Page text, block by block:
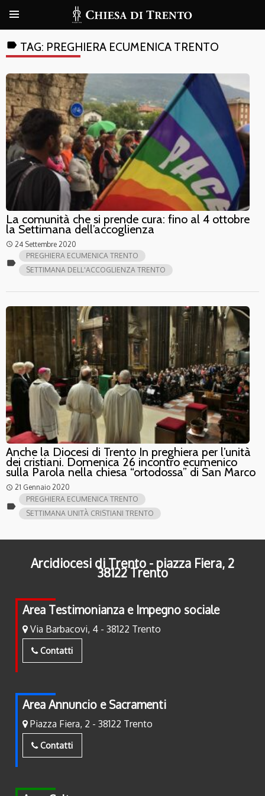
label TAG: PREGHIERA ECUMENICA TRENTO
La comunità che si prende cura: fino al 4 ottobre
la Settimana dell’accoglienza
access_time 24 Settembre 2020
label
PREGHIERA ECUMENICA TRENTO
SETTIMANA DELL'ACCOGLIENZA TRENTO
Anche la Diocesi di Trento In preghiera per l’unità
dei cristiani. Domenica 26 incontro ecumenico
sulla Parola nella chiesa “ortodossa” di San Marco
access_time 21 Gennaio 2020
label
PREGHIERA ECUMENICA TRENTO
SETTIMANA UNITÀ CRISTIANI TRENTO
Arcidiocesi di Trento - piazza Fiera, 2
38122 Trento
Area Testimonianza e Impegno sociale
Via Barbacovi, 4 - 38122 Trento
Contatti
Area Annuncio e Sacramenti
Piazza Fiera, 2 - 38122 Trento
Contatti